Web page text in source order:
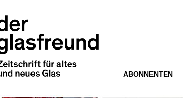
ABONNENTEN